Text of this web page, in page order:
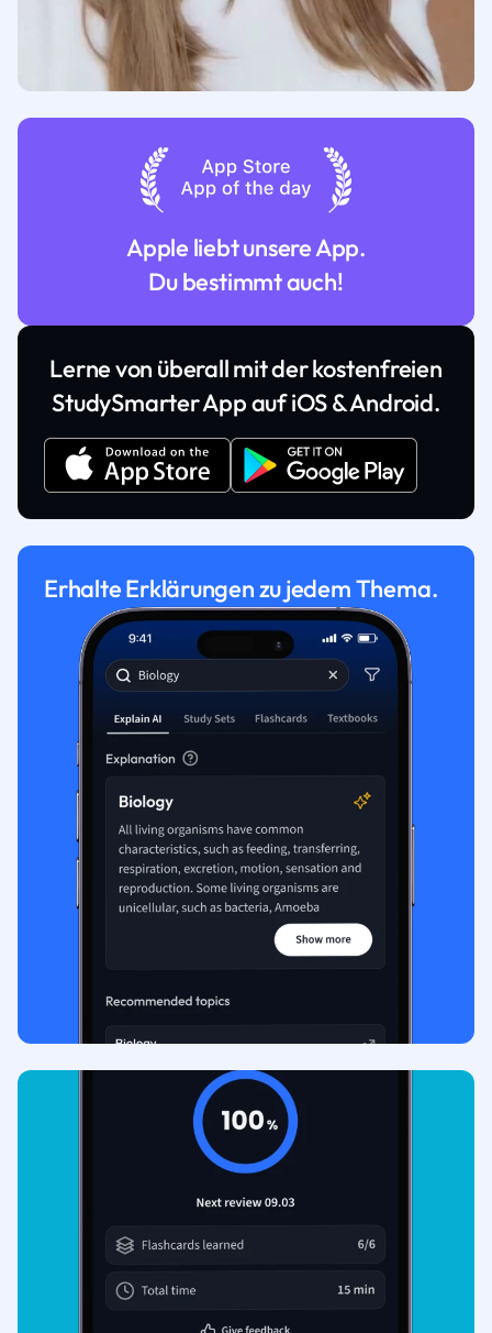
Apple liebt unsere App.
Du bestimmt auch!
Lerne von überall mit der kostenfreien
StudySmarter App auf iOS & Android.
Erhalte Erklärungen zu jedem Thema.